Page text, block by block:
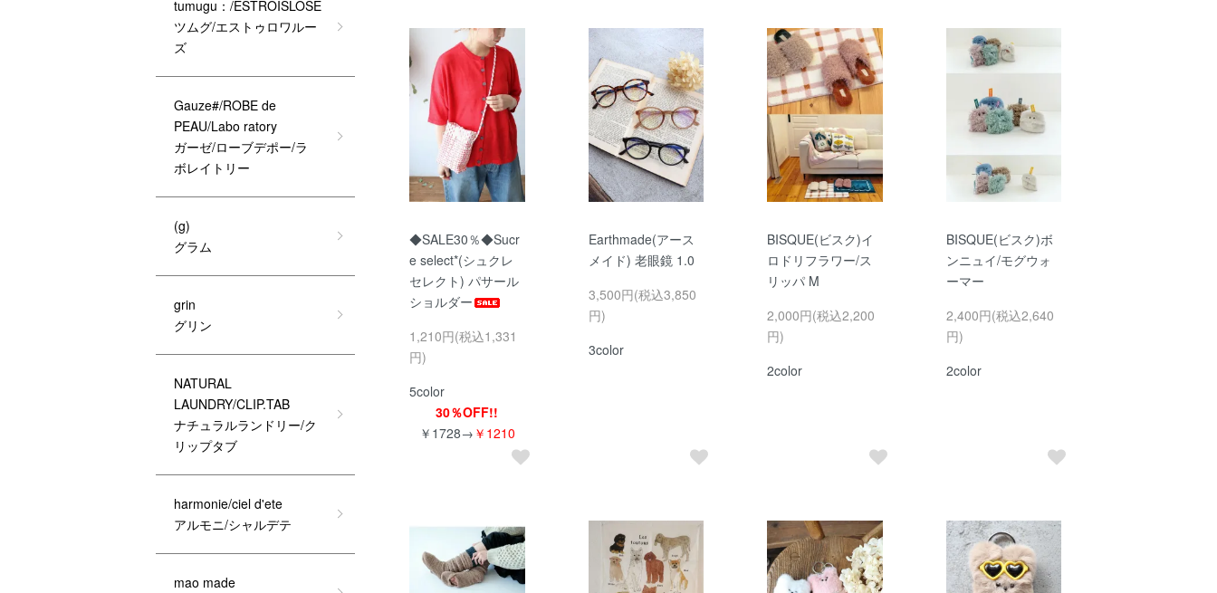
◆SALE30％◆Sucr
e select*(シュクレ
セレクト) パサール
ショルダー
1,210円(税込1,331
円)
5color
30％OFF!!
￥1728→ ￥1210
Earthmade(アース
メイド) 老眼鏡 1.0
3,500円(税込3,850
円)
3color
BISQUE(ビスク)イ
ロドリフラワー/ス
リッパ M
2,000円(税込2,200
円)
2color
BISQUE(ビスク)ボ
ンニュイ/モグウォ
ーマー
2,400円(税込2,640
円)
2color
tumugu：/ESTROISLOSE
ツムグ/エストゥロワルー
ズ
Gauze#/ROBE de
PEAU/Labo ratory
ガーゼ/ローブデポー/ラ
ボレイトリー
(g)
グラム
grin
グリン
NATURAL
LAUNDRY/CLIP.TAB
ナチュラルランドリー/ク
リップタブ
harmonie/ciel d'ete
アルモニ/シャルデテ
mao made